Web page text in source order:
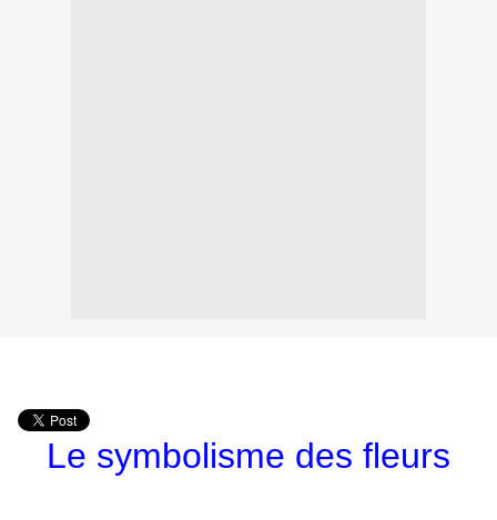
Le symbolisme des fleurs